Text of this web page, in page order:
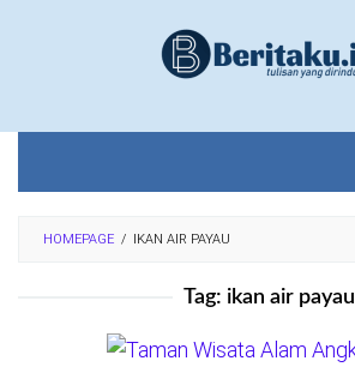
HOMEPAGE / IKAN AIR PAYAU
Tag: ikan air payau